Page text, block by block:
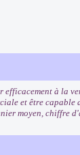
à la
et être
moyen, chiffre